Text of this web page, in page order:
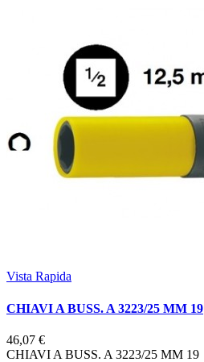
Vista Rapida
CHIAVI A BUSS. A 3223/25 MM 19
46,07 €
CHIAVI A BUSS. A 3223/25 MM 19